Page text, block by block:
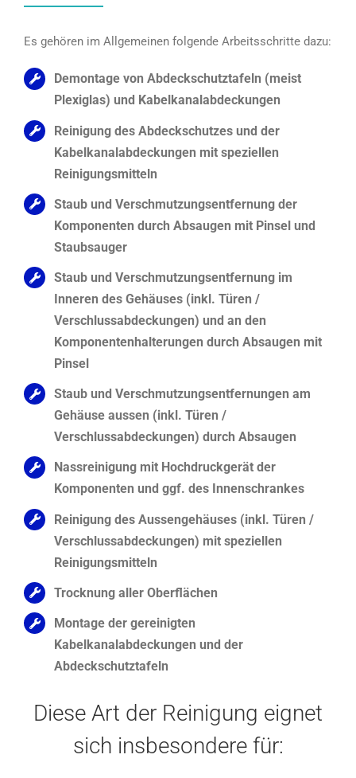
Es gehören im Allgemeinen folgende Arbeitsschritte dazu:
Demontage von Abdeckschutztafeln (meist
Plexiglas) und Kabelkanalabdeckungen
Reinigung des Abdeckschutzes und der
Kabelkanalabdeckungen mit speziellen
Reinigungsmitteln
Staub und Verschmutzungsentfernung der
Komponenten durch Absaugen mit Pinsel und
Staubsauger
Staub und Verschmutzungsentfernung im
Inneren des Gehäuses (inkl. Türen /
Verschlussabdeckungen) und an den
Komponentenhalterungen durch Absaugen mit
Pinsel
Staub und Verschmutzungsentfernungen am
Gehäuse aussen (inkl. Türen /
Verschlussabdeckungen) durch Absaugen
Nassreinigung mit Hochdruckgerät der
Komponenten und ggf. des Innenschrankes
Reinigung des Aussengehäuses (inkl. Türen /
Verschlussabdeckungen) mit speziellen
Reinigungsmitteln
Trocknung aller Oberflächen
Montage der gereinigten
Kabelkanalabdeckungen und der
Abdeckschutztafeln
Diese Art der Reinigung eignet
sich insbesondere für: